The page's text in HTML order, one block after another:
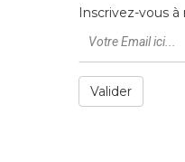
Inscrivez-vous
Valider